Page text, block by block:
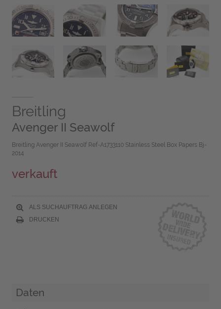
Breitling
Avenger II Seawolf
Breitling Avenger II Seawolf Ref-A1733110 Stainless Steel Box Papers Bj-
2014
verkauft
ALS SUCHAUFTRAG ANLEGEN
DRUCKEN
Daten